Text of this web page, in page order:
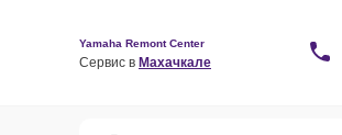
Yamaha Remont Center
Сервис в Махачкале